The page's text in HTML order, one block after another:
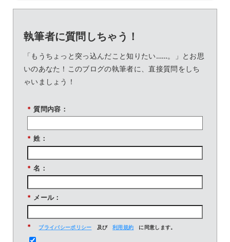
執筆者に質問しちゃう！
「もうちょっと突っ込んだこと知りたい……。」とお思
いのあなた！このブログの執筆者に、直接質問をしち
ゃいましょう！
* 質問内容：
* 姓：
* 名：
* メール：
* プライバシーポリシー 及び 利用規約 に同意します。